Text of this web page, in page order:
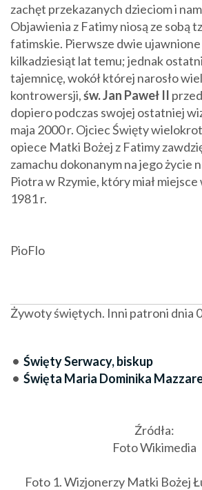
zachęt przekazanych dzieciom i
Objawienia z Fatimy niosą ze sobą
fatimskie. Pierwsze dwie ujawnione
kilkadziesiąt lat temu; jednak
tajemnicę, wokół której narosło
kontrowersji,św. Jan Paweł II
dopiero podczas swojej ostatniej
maja 2000 r. Ojciec Święty
opiece Matki Bożej z Fatimy
zamachu dokonanym na jego życie
Piotra w Rzymie, który miał miejsce
1981 r.
PioFlo
Żywoty świętych. Inni patroni dnia
• Święty Serwacy, biskup
• Święta Maria Dominika
Źródła:
Foto Wikimedia
Foto 1. Wizjonerzy Matki Bożej